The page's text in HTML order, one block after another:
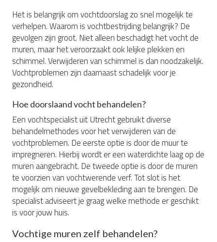
Het is belangrijk om vochtdoorslag zo snel mogelijk te
verhelpen. Waarom is vochtbestrijding belangrijk? De
gevolgen zijn groot. Niet alleen beschadigt het vocht de
muren, maar het veroorzaakt ook lelijke plekken en
schimmel. Verwijderen van schimmel is dan noodzakelijk.
Vochtproblemen zijn daarnaast schadelijk voor je
gezondheid.
Hoe doorslaand vocht behandelen?
Een vochtspecialist uit Utrecht gebruikt diverse
behandelmethodes voor het verwijderen van de
vochtproblemen. De eerste optie is door de muur te
impregneren. Hierbij wordt er een waterdichte laag op de
muren aangebracht. De tweede optie is door de muren
te voorzien van vochtwerende verf. Tot slot is het
mogelijk om nieuwe gevelbekleding aan te brengen. De
specialist adviseert je graag welke methode er geschikt
is voor jouw huis.
Vochtige muren zelf behandelen?